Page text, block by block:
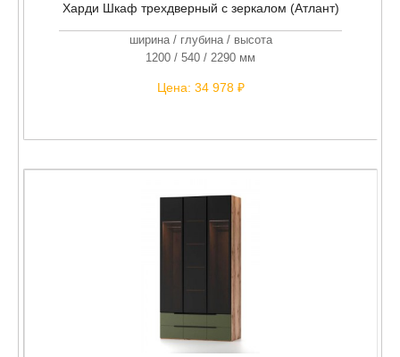
Харди Шкаф трехдверный с зеркалом (Атлант)
ширина / глубина / высота
1200 / 540 / 2290 мм
Цена: 34 978 ₽